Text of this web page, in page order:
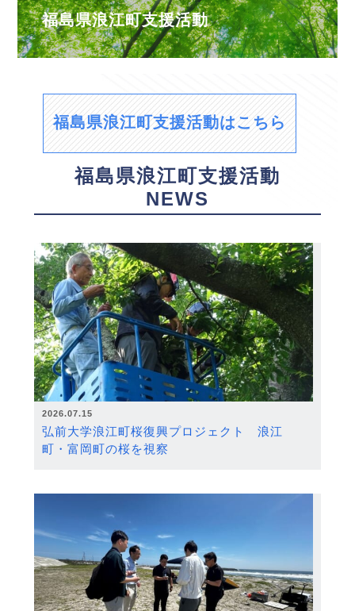
福島県浪江町支援活動
福島県浪江町支援活動はこちら
福島県浪江町支援活動
NEWS
2026.07.15
弘前大学浪江町桜復興プロジェクト 浪江
町・富岡町の桜を視察